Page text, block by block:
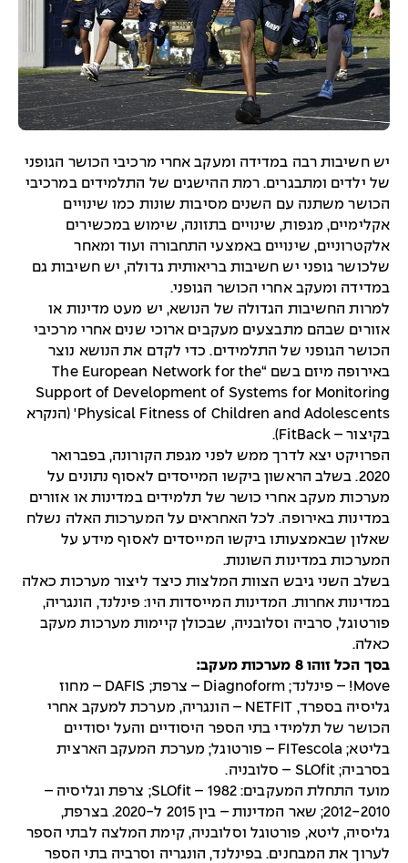
יש חשיבות רבה במדידה ומעקב אחרי מרכיבי הכושר הגופני
של ילדים ומתבגרים. רמת ההישגים של התלמידים במרכיבי
הכושר משתנה עם השנים מסיבות שונות כמו שינויים
אקלימיים, מגפות, שינויים בתזונה, שימוש במכשירים
אלקטרוניים, שינויים באמצעי התחבורה ועוד ומאחר
שלכושר גופני יש חשיבות בריאותית גדולה, יש חשיבות גם
במדידה ומעקב אחרי הכושר הגופני.
למרות החשיבות הגדולה של הנושא, יש מעט מדינות או
אזורים שבהם מתבצעים מעקבים ארוכי שנים אחרי מרכיבי
הכושר הגופני של התלמידים. כדי לקדם את הנושא נוצר
באירופה מיזם בשם “The European Network for the
Support of Development of Systems for Monitoring
Physical Fitness of Children and Adolescents' (הנקרא
בקיצור – FitBack).
הפרויקט יצא לדרך ממש לפני מגפת הקורונה, בפברואר
2020. בשלב הראשון ביקשו המייסדים לאסוף נתונים על
מערכות מעקב אחרי כושר של תלמידים במדינות או אזורים
במדינות באירופה. לכל האחראים על המערכות האלה נשלח
שאלון שבאמצעותו ביקשו המייסדים לאסוף מידע על
המערכות במדינות השונות.
בשלב השני גיבש הצוות המלצות כיצד ליצור מערכות כאלה
במדינות אחרות. המדינות המייסדות היו: פינלנד, הונגריה,
פורטוגל, סרביה וסלובניה, שבכולן קיימות מערכות מעקב
כאלה.
בסך הכל זוהו 8 מערכות מעקב:
Move! – פינלנד; Diagnoform – צרפת; DAFIS – מחוז
גליסיה בספרד, NETFIT – הונגריה, מערכת למעקב אחרי
הכושר של תלמידי בתי הספר היסודיים והעל יסודיים
בליטא; FITescola – פורטוגל; מערכת המעקב הארצית
בסרביה; SLOfit – סלובניה.
מועד התחלת המעקבים: SLOfit – 1982; צרפת וגליסיה –
2012-2010; שאר המדינות – בין 2015 ל-2020. בצרפת,
גליסיה, ליטא, פורטוגל וסלובניה, קימת המלצה לבתי הספר
לערוך את המבחנים. בפינלנד, הונגריה וסרביה בתי הספר